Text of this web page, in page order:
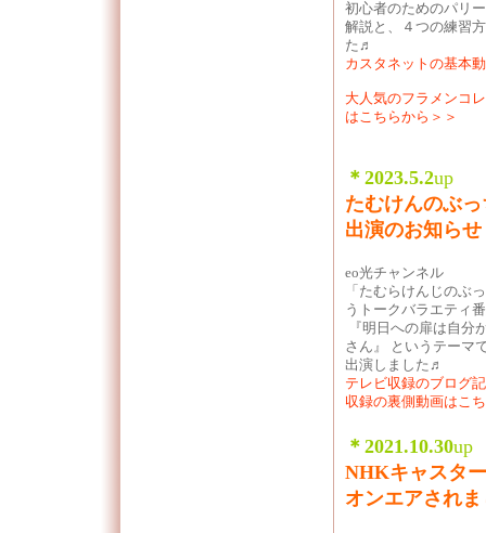
初心者のためのパリ
解説と、４つの練習
た♬
カスタネットの基本
大人気のフラメンコ
はこちらから＞＞
＊2023.5.2up
たむけんのぶ
出演のお知らせ
eo光チャンネル
「たむらけんじのぶ
うトークバラエティ
『明日への扉は自分
さん』 というテーマ
出演しました♬
テレビ収録のブログ
収録の裏側動画はこ
＊2021.10.30up
NHKキャスタ
オンエアされ